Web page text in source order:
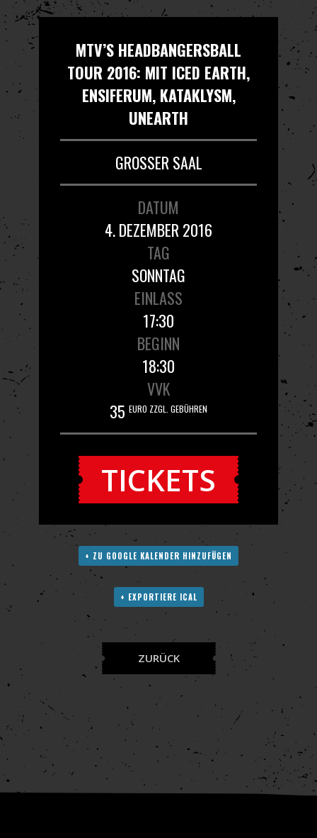
MTV’S HEADBANGERSBALL
TOUR 2016: MIT ICED EARTH,
ENSIFERUM, KATAKLYSM,
UNEARTH
GROSSER SAAL
DATUM
4. DEZEMBER 2016
TAG
SONNTAG
EINLASS
17:30
BEGINN
18:30
VVK
35 EURO ZZGL. GEBÜHREN
TICKETS
+ ZU GOOGLE KALENDER HINZUFÜGEN
+ EXPORTIERE ICAL
ZURÜCK